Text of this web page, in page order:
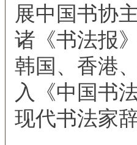
展中国书协
诸《书法报
韩国、香港
入《中国书
现代书法家